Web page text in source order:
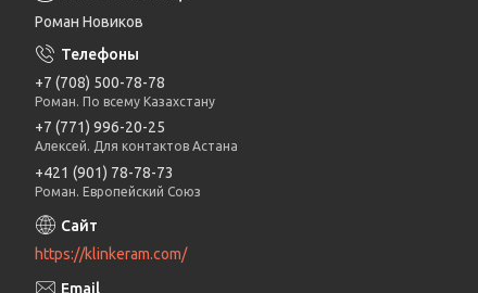
Роман Новиков
+7 (708) 500-78-78
Роман. По всему Казахстану
+7 (771) 996-20-25
Алексей. Для контактов Астана
+421 (901) 78-78-73
Роман. Европейский Союз
https://klinkeram.com/